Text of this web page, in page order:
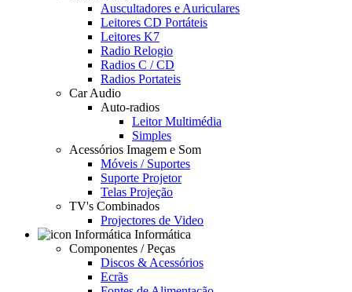
Auscultadores e Auriculares
Leitores CD Portáteis
Leitores K7
Radio Relogio
Radios C / CD
Radios Portateis
Car Audio
Auto-radios
Leitor Multimédia
Simples
Acessórios Imagem e Som
Móveis / Suportes
Suporte Projetor
Telas Projeção
TV's Combinados
Projectores de Video
Informática
Componentes / Peças
Discos & Acessórios
Ecrãs